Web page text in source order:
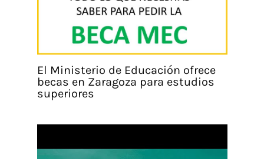
El Ministerio de Educación ofrece
becas en Zaragoza para estudios
superiores